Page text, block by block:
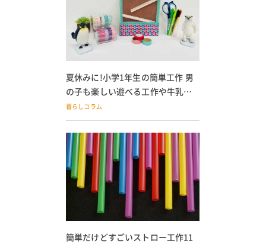
夏休みに!小学1年生の簡単工作 男
の子も楽しい遊べる工作や牛乳パ
ック貯金箱も
暮らしコラム
簡単だけどすごいストロー工作11